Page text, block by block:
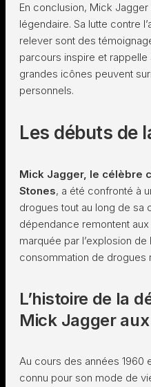
En conclusion, Mick
légendaire. Sa lutte contre
relever sont des
parcours inspire et
grandes icônes peuvent
personnels.
Les débuts de
Mick Jagger, le célèbre
Stones, a été confronté à
drogues tout au long de sa
dépendance remontent
marquée par l’explosion
consommation de drogues
L’histoire de la
Mick Jagger
Au cours des années 1960
connu pour son mode de